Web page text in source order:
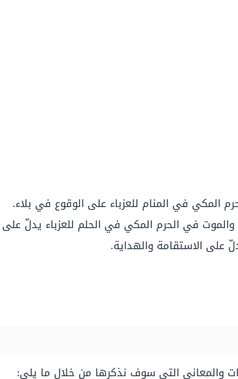
المكي في المنام للعزباء على الوقوع في بلاء.
في الحرم المكي في الحلم للعزباء يدلّ
على الاستقامة والهداية.
والمعاني التي سوف نذكرها من خلال ما يلي: